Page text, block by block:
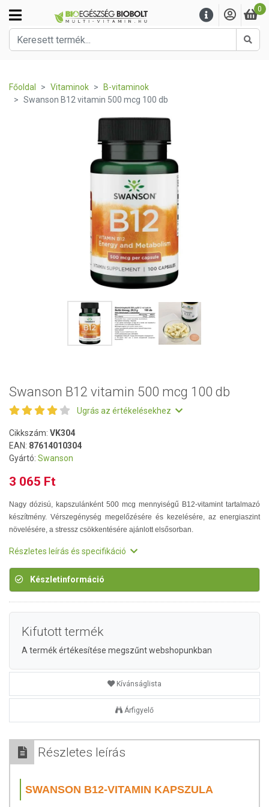
0
Főoldal Vitaminok
B-vitaminok
Swanson B12 vitamin 500 mcg 100 db
Swanson B12 vitamin 500 mcg 100 db
Ugrás az értékelésekhez
Cikkszám: VK304
EAN: 87614010304
Gyártó: Swanson
3 065 Ft
Nagy dózisú, kapszulánként 500 mcg mennyiségű B12-vitamint tartalmazó
készítmény. Vérszegénység megelőzésére és kezelésére, az energiaszint
növelésére, a stressz csökkentésére ajánlott elsősorban.
Részletes leírás és specifikáció
Készletinformáció
Kifutott termék
A termék értékesítése megszűnt webshopunkban
Kívánságlista
Árfigyelő
Részletes leírás
SWANSON B12-VITAMIN KAPSZULA